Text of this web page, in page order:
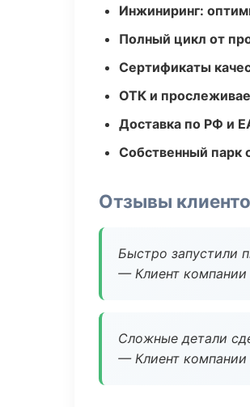
Инжиниринг:
Полный цикл от
Сертификаты
ОТК и
Доставка по РФ и
Собственный парк
Отзывы
Быстро запустили
— Клиент компании
Сложные детали
— Клиент компании